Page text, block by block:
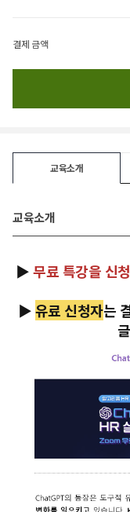
결제 금액
교육소개
교육소개
▶무료 특강을 신청
▶유료 신청자는